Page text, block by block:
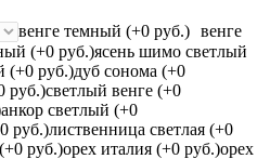
венге темный (+0 руб.) венге
(+0 руб.)ясень шимо светлый
(+0 руб.)дуб сонома (+0
руб.)светлый венге (+0
анкор светлый (+0
руб.)лиственница светлая (+0
руб.)орех италия (+0 руб.)орех